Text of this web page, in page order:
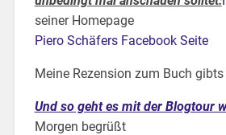
seiner Homepage
Piero Schäfers Facebook Seite
Meine Rezension zum Buch
Und so geht es mit der Blogtour
Morgen begrüßt